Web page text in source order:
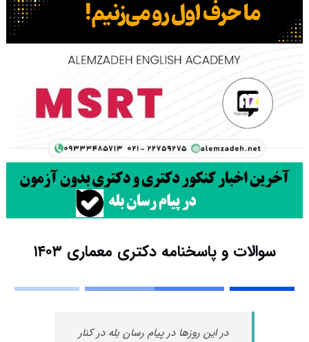
سوالات و پاسخنامه دکتری معماری ۱۴۰۳
در این روزها در پیام رسان بله در کنار